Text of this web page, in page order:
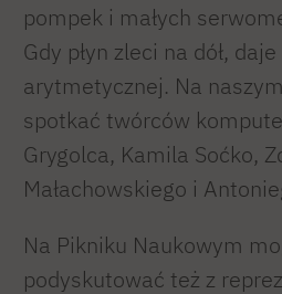
pompek i małych
Gdy płyn zleci na dół,
arytmetycznej. Na
spotkać twórców
Grygolca, Kamila Soćko,
Małachowskiego i
Na Pikniku Naukowym
podyskutować też z